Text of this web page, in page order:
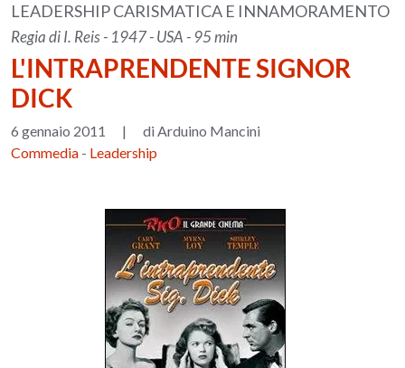
LEADERSHIP CARISMATICA E INNAMORAMENTO
Regia di I. Reis - 1947 - USA - 95 min
L'INTRAPRENDENTE SIGNOR
DICK
6 gennaio 2011 |
di Arduino Mancini
Commedia - Leadership